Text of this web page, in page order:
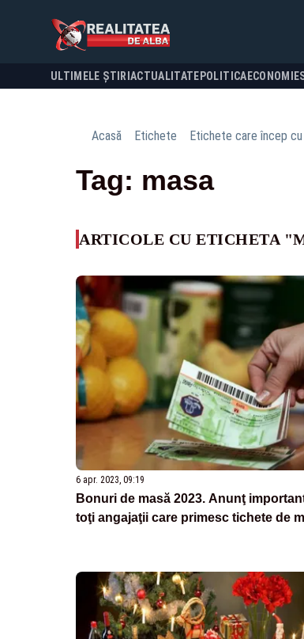
ULTIMELE ȘTIRI ACTUALITATE POLITICA ECONOMIE
Acasă Etichete Etichete care încep
Tag: masa
ARTICOLE CU ETICHETA
6 apr. 2023, 09:19
Bonuri de masă 2023. Anunţ
toţi angajaţii care primesc tichete de